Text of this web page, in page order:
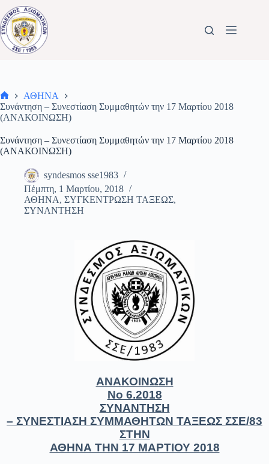
Μετάβαση
στο
περιεχόμενο
Αρχική
σελίδα
ΑΘΗΝΑ
Συνάντηση – Συνεστίαση Συμμαθητών την 17 Μαρτίου 2018
(ΑΝΑΚΟΙΝΩΣΗ)
Συνάντηση – Συνεστίαση Συμμαθητών την 17 Μαρτίου 2018
(ΑΝΑΚΟΙΝΩΣΗ)
syndesmos sse1983
Πέμπτη, 1 Μαρτίου, 2018
ΑΘΗΝΑ, ΣΥΓΚΕΝΤΡΩΣΗ ΤΑΞΕΩΣ,
ΣΥΝΑΝΤΗΣΗ
ΑΝΑΚΟΙΝΩΣΗ
Νο 6.2018
ΣΥΝΑΝΤΗΣΗ
– ΣΥΝΕΣΤΙΑΣΗ ΣΥΜΜΑΘΗΤΩΝ ΤΑΞΕΩΣ ΣΣΕ/83
ΣΤΗΝ
ΑΘΗΝΑ ΤΗΝ 17 ΜΑΡΤΙΟΥ 2018